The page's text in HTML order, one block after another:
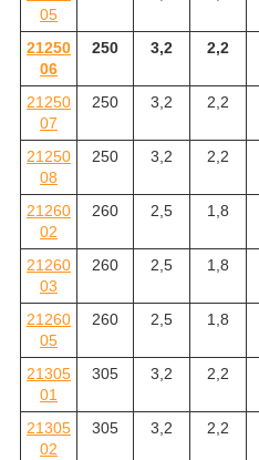
05
21250
06
250 3,2 2,2
21250
07
250 3,2 2,2
21250
08
250 3,2 2,2
21260
02
260 2,5 1,8
21260
03
260 2,5 1,8
21260
05
260 2,5 1,8
21305
01
305 3,2 2,2
21305
02
305 3,2 2,2